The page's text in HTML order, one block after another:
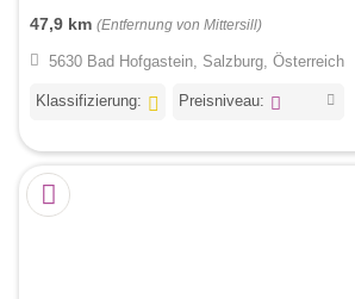
47,9 km (Entfernung von Mittersill)
5630 Bad Hofgastein, Salzburg, Österreich
Klassifizierung: Preisniveau: